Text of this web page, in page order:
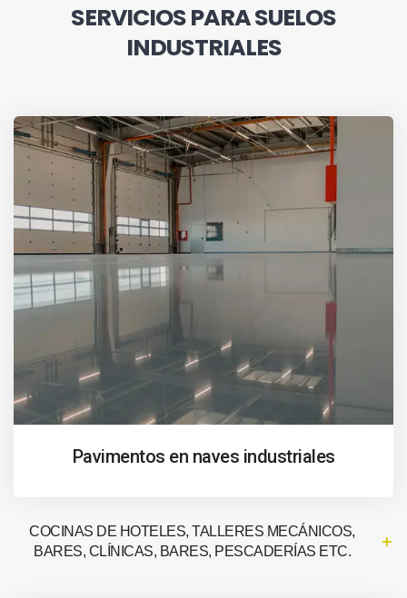
SERVICIOS PARA SUELOS
INDUSTRIALES
Pavimentos en naves industriales
COCINAS DE HOTELES, TALLERES MECÁNICOS,
BARES, CLÍNICAS, BARES, PESCADERÍAS ETC.